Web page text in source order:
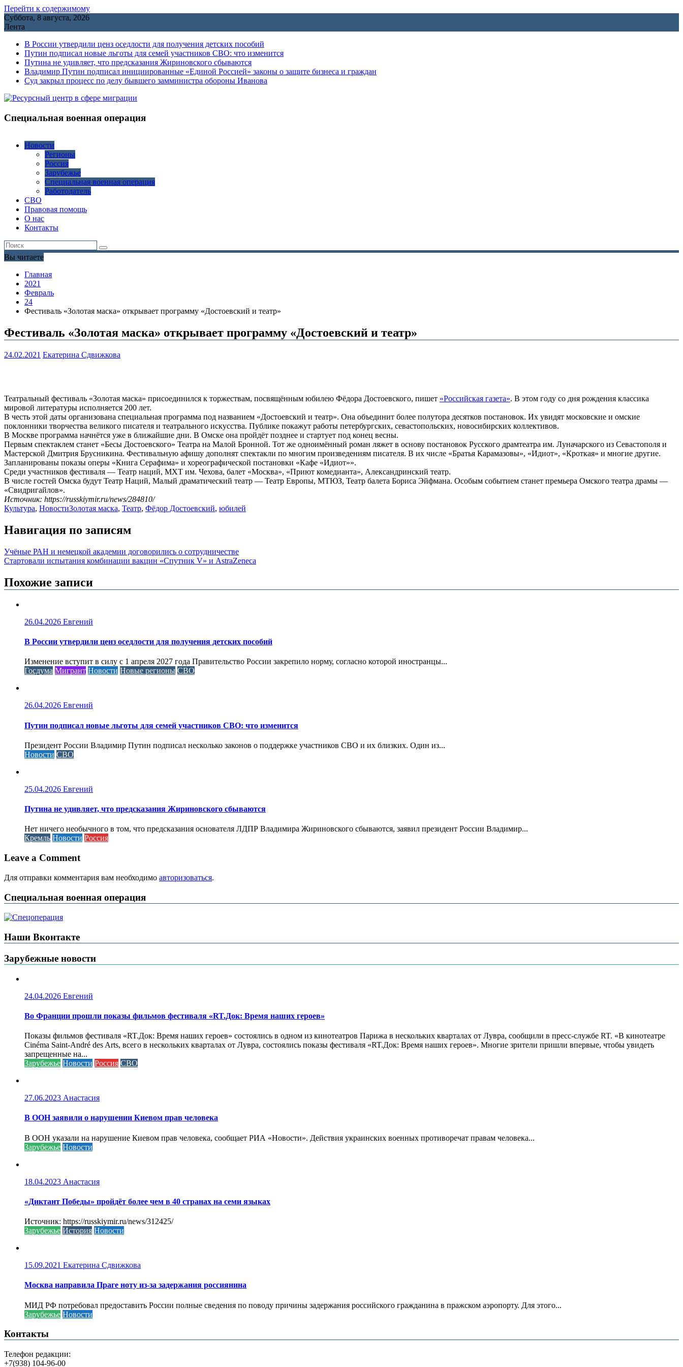
Перейти к содержимому
Суббота, 8 августа, 2026
Лента
В России утвердили ценз оседлости для получения детских пособий
Путин подписал новые льготы для семей участников СВО: что изменится
Путина не удивляет, что предсказания Жириновского сбываются
Владимир Путин подписал инициированные «Единой Россией» законы о защите бизнеса и граждан
Cуд закрыл процесс по делу бывшего замминистра обороны Иванова
Специальная военная операция
Новости
Регионы
Россия
Зарубежье
Специальная военная операция
Работодатель
СВО
Правовая помощь
О нас
Контакты
Вы читаете
Главная
2021
Февраль
24
Фестиваль «Золотая маска» открывает программу «Достоевский и театр»
Фестиваль «Золотая маска» открывает программу «Достоевский и театр»
24.02.2021 Екатерина Сдвижкова
Театральный фестиваль «Золотая маска» присоединился к торжествам, посвящённым юбилею Фёдора Достоевского, пишет «Российская газета». В этом году со дня рождения классика
мировой литературы исполняется 200 лет.
В честь этой даты организована специальная программа под названием «Достоевский и театр». Она объединит более полутора десятков постановок. Их увидят московские и омские
поклонники творчества великого писателя и театрального искусства. Публике покажут работы петербургских, севастопольских, новосибирских коллективов.
В Москве программа начнётся уже в ближайшие дни. В Омске она пройдёт позднее и стартует под конец весны.
Первым спектаклем станет «Бесы Достоевского» Театра на Малой Бронной. Тот же одноимённый роман ляжет в основу постановок Русского драмтеатра им. Луначарского из Севастополя и
Мастерской Дмитрия Брусникина. Фестивальную афишу дополнят спектакли по многим произведениям писателя. В их числе «Братья Карамазовы», «Идиот», «Кроткая» и многие другие.
Запланированы показы оперы «Книга Серафима» и хореографической постановки «Кафе «Идиот»».
Среди участников фестиваля — Театр наций, МХТ им. Чехова, балет «Москва», «Приют комедианта», Александринский театр.
В числе гостей Омска будут Театр Наций, Малый драматический театр — Театр Европы, МТЮЗ, Театр балета Бориса Эйфмана. Особым событием станет премьера Омского театра драмы —
«Свидригайлов».
Источник: https://russkiymir.ru/news/284810/
Культура, НовостиЗолотая маска, Театр, Фёдор Достоевский, юбилей
Навигация по записям
Учёные РАН и немецкой академии договорились о сотрудничестве
Стартовали испытания комбинации вакцин «Спутник V» и AstraZeneca
Похожие записи
26.04.2026 Евгений
В России утвердили ценз оседлости для получения детских пособий
Изменение вступит в силу с 1 апреля 2027 года Правительство России закрепило норму, согласно которой иностранцы...
Госдума Мигрант Новости Новые регионы СВО
26.04.2026 Евгений
Путин подписал новые льготы для семей участников СВО: что изменится
Президент России Владимир Путин подписал несколько законов о поддержке участников СВО и их близких. Один из...
Новости СВО
25.04.2026 Евгений
Путина не удивляет, что предсказания Жириновского сбываются
Нет ничего необычного в том, что предсказания основателя ЛДПР Владимира Жириновского сбываются, заявил президент России Владимир...
Кремль Новости Россия
Leave a Comment
Для отправки комментария вам необходимо авторизоваться.
Специальная военная операция
Наши Вконтакте
Зарубежные новости
24.04.2026 Евгений
Во Франции прошли показы фильмов фестиваля «RT.Док: Время наших героев»
Показы фильмов фестиваля «RT.Док: Время наших героев» состоялись в одном из кинотеатров Парижа в нескольких кварталах от Лувра, сообщили в пресс-службе RT. «В кинотеатре
Cinéma Saint-André des Arts, всего в нескольких кварталах от Лувра, состоялись показы фестиваля «RT.Док: Время наших героев». Многие зрители пришли впервые, чтобы увидеть
запрещенные на...
Зарубежье Новости Россия СВО
27.06.2023 Анастасия
В ООН заявили о нарушении Киевом прав человека
В ООН указали на нарушение Киевом прав человека, сообщает РИА «Новости». Действия украинских военных противоречат правам человека...
Зарубежье Новости
18.04.2023 Анастасия
«Диктант Победы» пройдёт более чем в 40 странах на семи языках
Источник: https://russkiymir.ru/news/312425/
Зарубежье История Новости
15.09.2021 Екатерина Сдвижкова
Москва направила Праге ноту из-за задержания россиянина
МИД РФ потребовал предоставить России полные сведения по поводу причины задержания российского гражданина в пражском аэропорту. Для этого...
Зарубежье Новости
Контакты
Телефон редакции:
+7(938) 104-96-00